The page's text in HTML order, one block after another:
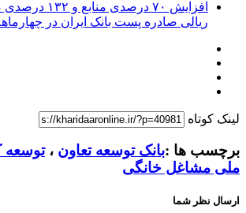
افزایش ۷۰ درصدی
ریالی صادره پست بانک ایران در چهارماهه
لینک کوتاه
برچسب ها :بانک توسعه تعاون ،توسعه
ملی مشاغل خانگی
ارسال نظر شما